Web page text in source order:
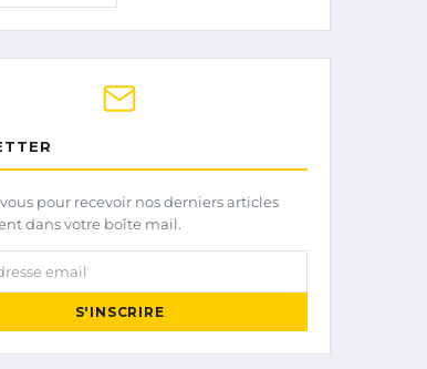
pour recevoir nos derniers articles
dans votre boîte mail.
email
S'INSCRIRE